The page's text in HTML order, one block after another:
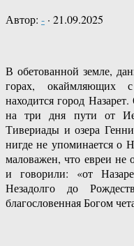
Автор: - · 21.09.2025
В обетованной земле,
горах, окаймляющих
находится город
на три дня пути от
Тивериады и озера
нигде не упоминается о
маловажен, что евреи не
и говорили: «от
Незадолго до
благословенная Богом